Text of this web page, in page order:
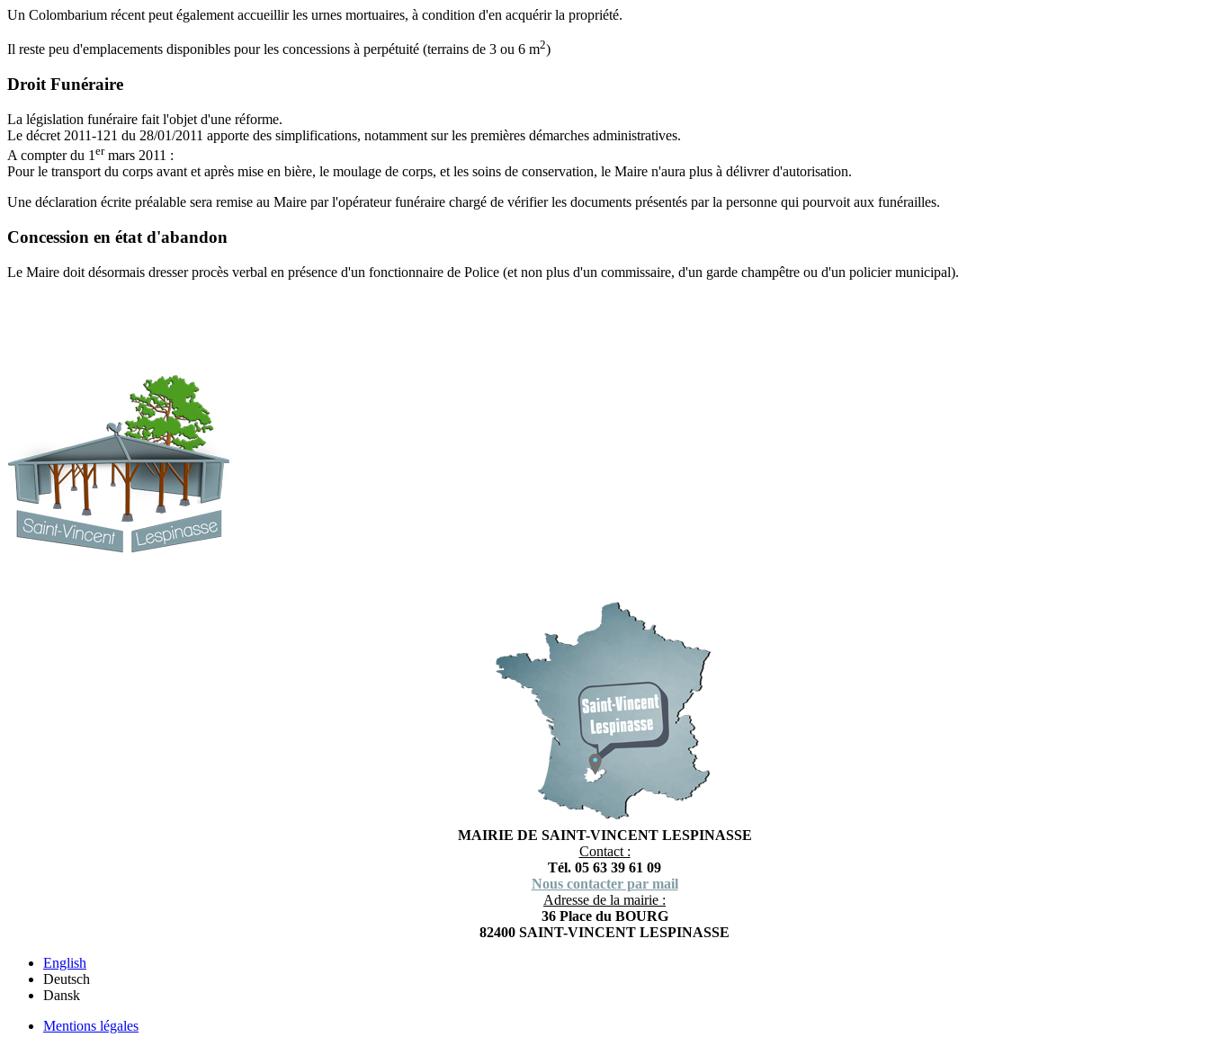
Un Colombarium récent peut également accueillir les urnes mortuaires, à condition d'en acquérir la propriété.
Il reste peu d'emplacements disponibles pour les concessions à perpétuité (terrains de 3 ou 6 m2)
Droit Funéraire
La législation funéraire fait l'objet d'une réforme.
Le décret 2011-121 du 28/01/2011 apporte des simplifications, notamment sur les premières démarches administratives.
A compter du 1 ermars 2011 :
Pour le transport du corps avant et après mise en bière, le moulage de corps, et les soins de conservation, le Maire n'aura plus à délivrer d'autorisation.
Une déclaration écrite préalable sera remise au Maire par l'opérateur funéraire chargé de vérifier les documents présentés par la personne qui pourvoit aux funérailles.
Concession en état d'abandon
Le Maire doit désormais dresser procès verbal en présence d'un fonctionnaire de Police (et non plus d'un commissaire, d'un garde champêtre ou d'un policier municipal).
MAIRIE DE SAINT-VINCENT LESPINASSE
Contact :
Tél. 05 63 39 61 09
Nous contacter par mail
Adresse de la mairie :
36 Place du BOURG
82400 SAINT-VINCENT LESPINASSE
English
Deutsch
Dansk
Mentions légales